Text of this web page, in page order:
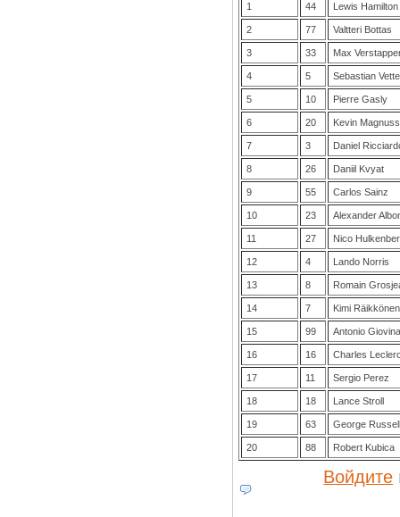
1 44 Lewis Hamilton
2 77 Valtteri Bottas
3 33 Max
4 5 Sebastian
5 10 Pierre Gasly
6 20 Kevin
7 3 Daniel
8 26 Daniil Kvyat
9 55 Carlos Sainz
10 23 Alexander
11 27 Nico
12 4 Lando Norris
13 8 Romain
14 7 Kimi Räikkönen
15 99 Antonio
16 16 Charles
17 11 Sergio Perez
18 18 Lance Stroll
19 63 George
20 88 Robert Kubica
Войдите